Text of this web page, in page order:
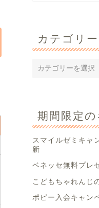
カテゴリー
期間限定
スマイルゼミキャ
新
ベネッセ無料プレ
こどもちゃれんじ
ポピー入会キャン